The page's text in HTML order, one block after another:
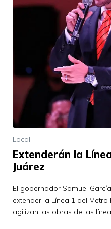
Local
Extenderán la
Juárez
El gobernador Samuel
extender la Línea 1 del Metro
agilizan las obras de las